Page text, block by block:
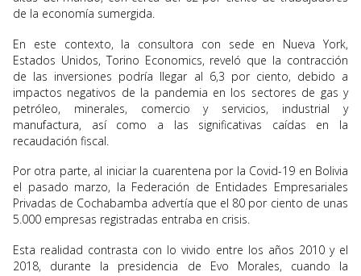
de la economía sumergida.
En este contexto, la consultora con sede en Nueva York,
Estados Unidos, Torino Economics, reveló que la contracción
de las inversiones podría llegar al 6,3 por ciento, debido a
impactos negativos de la pandemia en los sectores de gas y
petróleo, minerales, comercio y servicios, industrial y
manufactura, así como a las significativas caídas en la
recaudación fiscal.
Por otra parte, al iniciar la cuarentena por la Covid-19 en Bolivia
el pasado marzo, la Federación de Entidades Empresariales
Privadas de Cochabamba advertía que el 80 por ciento de unas
5.000 empresas registradas entraba en crisis.
Esta realidad contrasta con lo vivido entre los años 2010 y el
2018, durante la presidencia de Evo Morales, cuando la